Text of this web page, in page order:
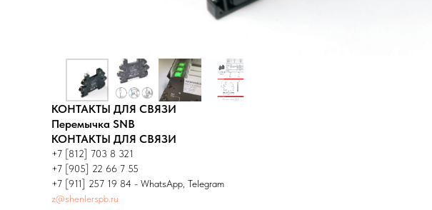
КОНТАКТЫ ДЛЯ СВЯЗИ
Перемычка SNB
КОНТАКТЫ ДЛЯ СВЯЗИ
+7 [812] 703 8 321
+7 [905] 22 66 7 55
+7 [911] 257 19 84 - WhatsApp, Telegram
z@shenlerspb.ru